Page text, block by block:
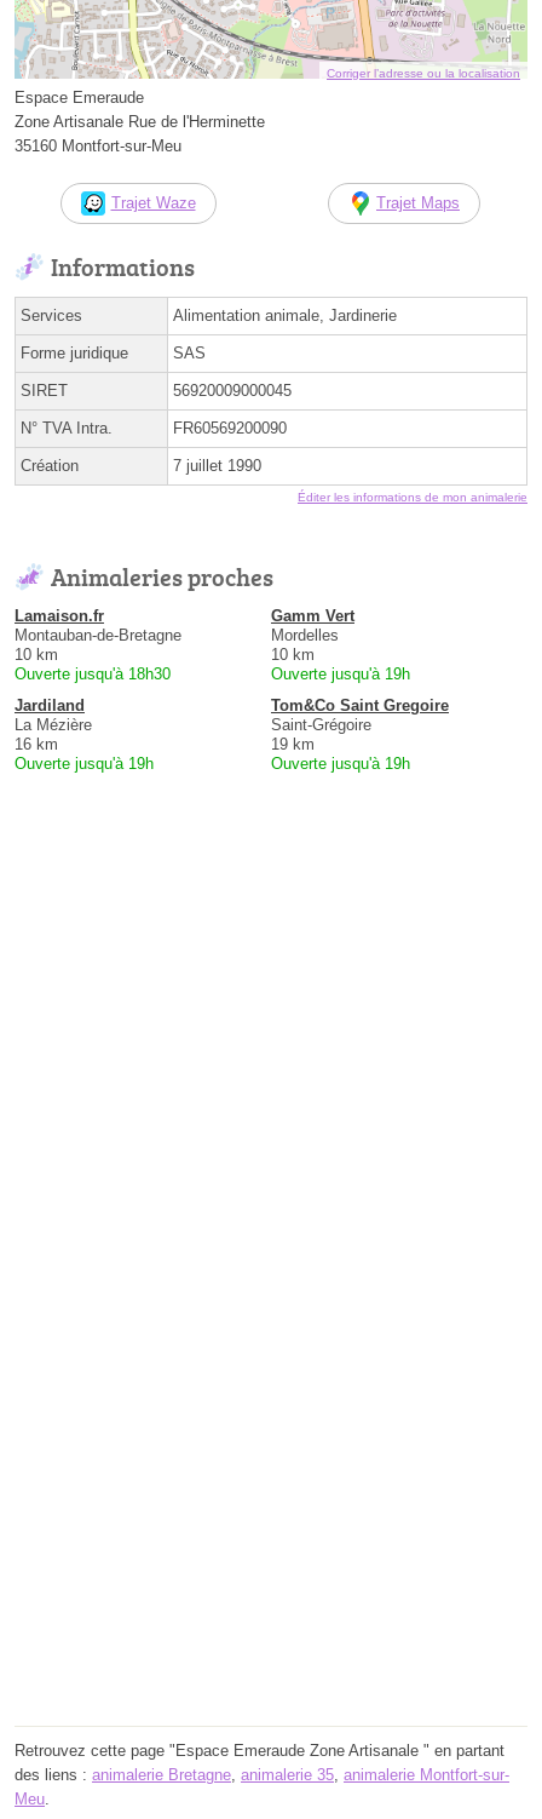
Corriger l’adresse ou la localisation
Espace Emeraude
Zone Artisanale Rue de l'Herminette
35160 Montfort-sur-Meu
Trajet Waze Trajet Maps
Informations
Services Alimentation animale, Jardinerie
Forme juridique SAS
SIRET 56920009000045
N° TVA Intra. FR60569200090
Création 7 juillet 1990
Éditer les informations de mon animalerie
Animaleries proches
Lamaison.fr
Montauban-de-Bretagne
10 km
Ouverte jusqu'à 18h30
Gamm Vert
Mordelles
10 km
Ouverte jusqu'à 19h
Jardiland
La Mézière
16 km
Ouverte jusqu'à 19h
Tom&Co Saint Gregoire
Saint-Grégoire
19 km
Ouverte jusqu'à 19h
Retrouvez cette page "Espace Emeraude Zone Artisanale " en partant
des liens : animalerie Bretagne animalerie 35 animalerie Montfort-sur-
Meu